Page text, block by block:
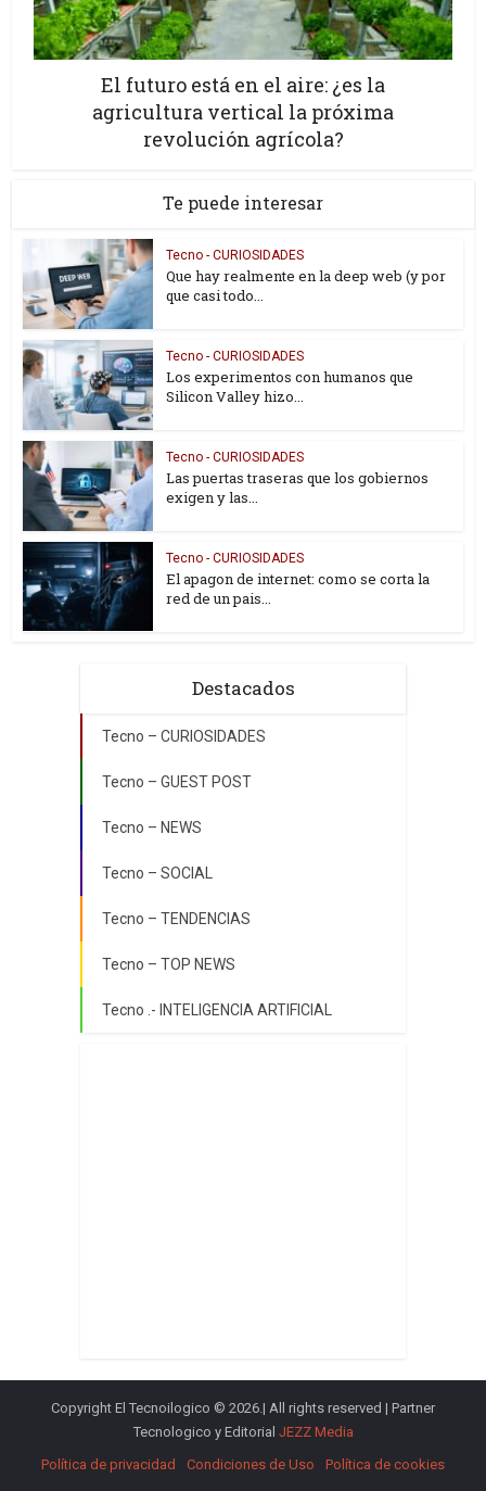
El futuro está en el aire: ¿es la
agricultura vertical la próxima
revolución agrícola?
Te puede interesar
Tecno - CURIOSIDADES
Que hay realmente en la deep web (y por
que casi todo...
Tecno - CURIOSIDADES
Los experimentos con humanos que
Silicon Valley hizo...
Tecno - CURIOSIDADES
Las puertas traseras que los gobiernos
exigen y las...
Tecno - CURIOSIDADES
El apagon de internet: como se corta la
red de un pais...
Destacados
Tecno – CURIOSIDADES
Tecno – GUEST POST
Tecno – NEWS
Tecno – SOCIAL
Tecno – TENDENCIAS
Tecno – TOP NEWS
Tecno .- INTELIGENCIA ARTIFICIAL
Copyright El Tecnoilogico © 2026.| All rights reserved | Partner
Tecnologico y Editorial JEZZ Media
Política de privacidad
Condiciones de Uso Política de cookies